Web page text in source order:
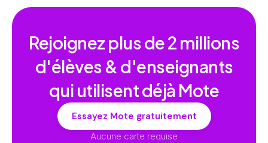
Rejoignez plus de2 millions
d'élèves & d'enseignants
qui utilisent déjà Mote
Essayez Mote gratuitement
Aucune carte requise